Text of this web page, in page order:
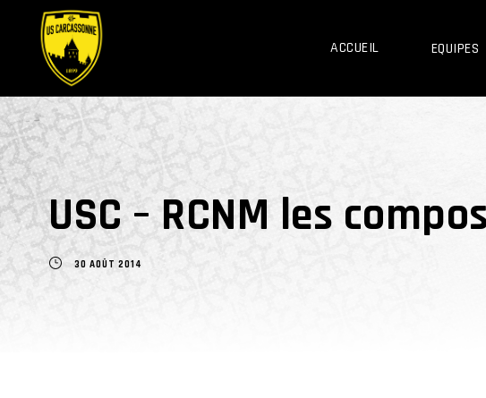
ACCUEIL EQUIPES
USC – RCNM les
30 AOÛT 2014